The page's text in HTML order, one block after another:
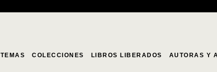
TEMAS COLECCIONES LIBROS LIBERADOS AUTORAS Y